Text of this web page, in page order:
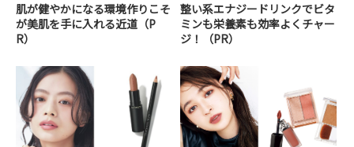
肌が健やかになる環境作りこそ
が美肌を手に入れる近道（P
R）
整い系エナジードリンクでビタ
ミンも栄養素も効率よくチャー
ジ！（PR）